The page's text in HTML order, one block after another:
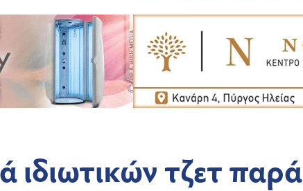
τζετ παρά